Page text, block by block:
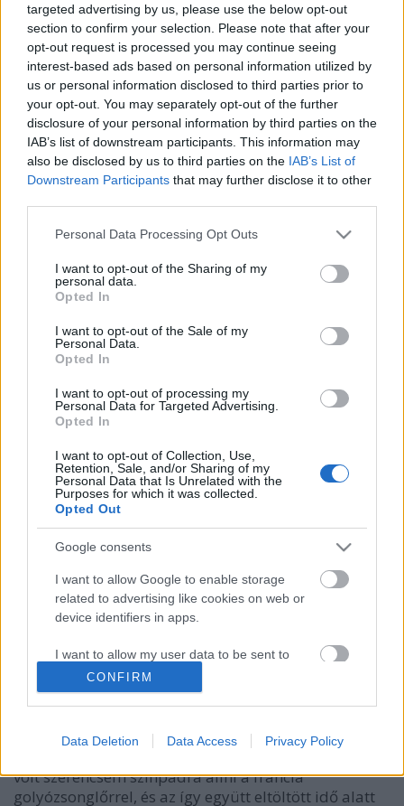
targeted advertising by us, please use the below opt-out
section to confirm your selection. Please note that after your
opt-out request is processed you may continue seeing
interest-based ads based on personal information utilized by
us or personal information disclosed to third parties prior to
your opt-out. You may separately opt-out of the further
disclosure of your personal information by third parties on the
IAB’s list of downstream participants. This information may
also be disclosed by us to third parties on the IAB’s List of
Downstream Participants that may further disclose it to other
Please note that this website/app uses one or more Google
not limited to your visit or usage behaviour. You may click to
grant or deny consent to Google and its third-party tags to
use your data for below specified purposes in below Google
consent section.
Personal Data Processing Opt Outs
I want to opt-out of the Sharing of my
personal data.
Opted In
I want to opt-out of the Sale of my
Personal Data.
Opted In
I want to opt-out of processing my
Personal Data for Targeted Advertising.
Opted In
I want to opt-out of Collection, Use,
Retention, Sale, and/or Sharing of my
Personal Data that Is Unrelated with the
Purposes for which it was collected.
Opted Out
Google consents
I want to allow Google to enable storage
related to advertising like cookies on web or
device identifiers in apps.
I want to allow my user data to be sent to
Google for online advertising purposes.
I want to allow Google to send me
related to analytics like cookies on web or
CONFIRM
Data Deletion Data Access Privacy Policy
Bűvészek és szkeptikusok - június 16.
(kedd)
2009. június 10.
A BUDAPESTI SZKEPTIKUS KLUB alábbi programját
ajánlom figyelmetekbe:Világszerte bűvészek is
segítik a szkeptikusok munkáját. Egy csalót a bűvész
gyakran könnyebben leplez le, mint egy tudós.
Valahol a bűvész is azt csinálja, mint a csaló, csak
máshogy adja el. De ugyanúgy tudja,…
Hajnóczy Soma•2009. június 08.
'Ismered?' mai sztárvendége. Had meséljek kicsit
volt szerencsém színpadra állni a francia
golyózsonglőrrel, és az így együtt eltöltött idő alatt